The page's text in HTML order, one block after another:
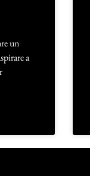
un
a